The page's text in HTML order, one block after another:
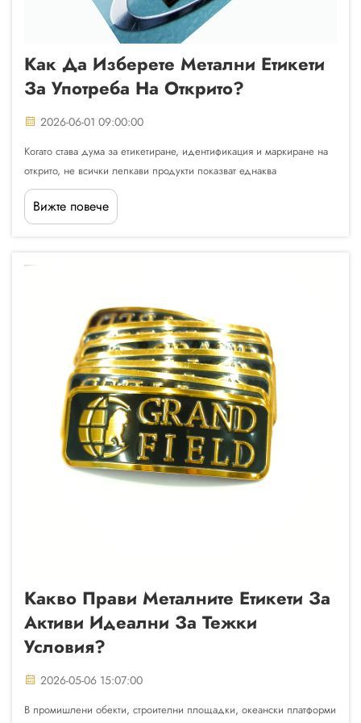
Как Да Изберете Метални Етикети
За Употреба На Открито?
2026-06-01 09:00:00
Когато става дума за етикетиране, идентификация и маркиране на
открито, не всички лепкави продукти показват еднаква
производителност под влиянието на природната среда. Металните
етикети са станали предпочитано решение в широк спектър от
индустрии точно...
Вижте повече
Какво Прави Металните Етикети За
Активи Идеални За Тежки
Условия?
2026-05-06 15:07:00
В промишлени обекти, строителни площадки, океански платформи